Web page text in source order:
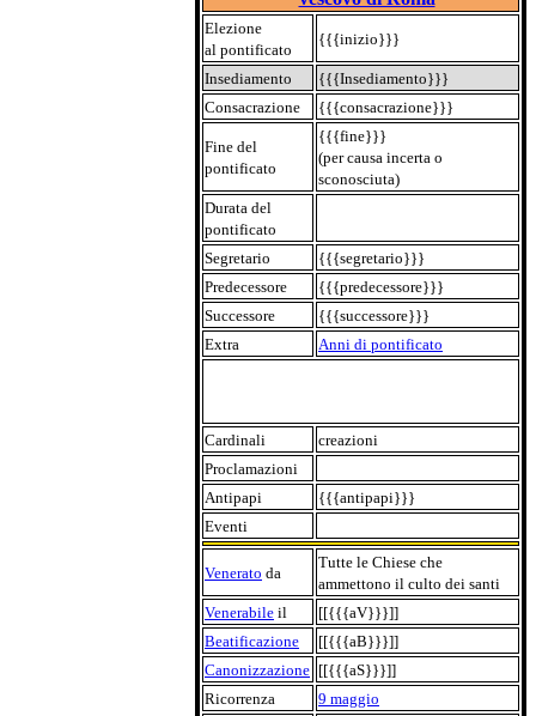
Elezione
al pontificato
{{{inizio}}}
Insediamento
{{{Insediamento}}}
Consacrazione
{{{consacrazione}}}
Fine del
pontificato
{{{fine}}}
(per causa incerta o
sconosciuta)
Durata del
pontificato
Segretario
{{{segretario}}}
Predecessore
{{{predecessore}}}
Successore
{{{successore}}}
Extra
Anni di pontificato
Cardinali
creazioni
Proclamazioni
Antipapi
{{{antipapi}}}
Eventi
Venerato da
Tutte le Chiese che
ammettono il culto dei santi
Venerabile il
[[{{{aV}}}]]
Beatificazione
[[{{{aB}}}]]
Canonizzazione [[{{{aS}}}]]
Ricorrenza
9 maggio